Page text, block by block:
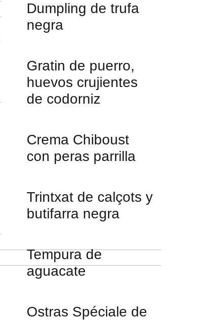
Dumpling de trufa
negra
Gratin de puerro,
huevos crujientes
de codorniz
Crema Chiboust
con peras parrilla
Trintxat de calçots y
butifarra negra
Tempura de
aguacate
Ostras Spéciale de